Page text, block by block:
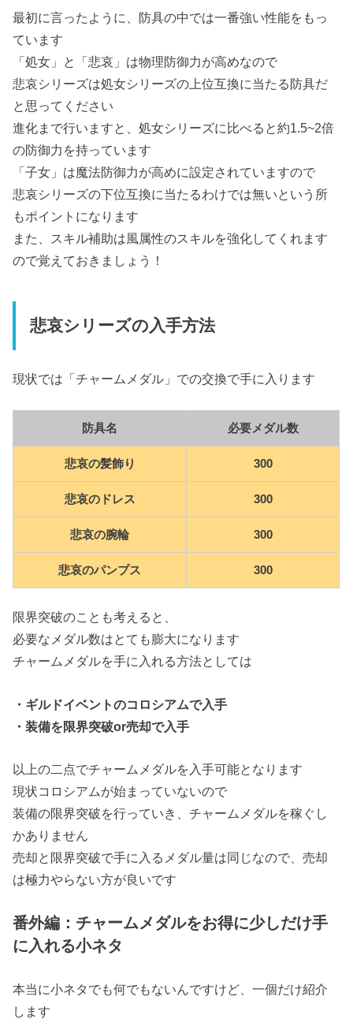
最初に言ったように、防具の中では一番強い性能をもっ
ています
「処女」と「悲哀」は物理防御力が高めなので
悲哀シリーズは処女シリーズの上位互換に当たる防具だ
と思ってください
進化まで行いますと、処女シリーズに比べると約1.5~2倍
の防御力を持っています
「子女」は魔法防御力が高めに設定されていますので
悲哀シリーズの下位互換に当たるわけでは無いという所
もポイントになります
また、スキル補助は風属性のスキルを強化してくれます
ので覚えておきましょう！
悲哀シリーズの入手方法
現状では「チャームメダル」での交換で手に入ります
防具名 必要メダル数
悲哀の髪飾り 300
悲哀のドレス 300
悲哀の腕輪 300
悲哀のパンプス 300
限界突破のことも考えると、
必要なメダル数はとても膨大になります
チャームメダルを手に入れる方法としては
・ギルドイベントのコロシアムで入手
・装備を限界突破or売却で入手
以上の二点でチャームメダルを入手可能となります
現状コロシアムが始まっていないので
装備の限界突破を行っていき、チャームメダルを稼ぐし
かありません
売却と限界突破で手に入るメダル量は同じなので、売却
は極力やらない方が良いです
番外編：チャームメダルをお得に少しだけ手
に入れる小ネタ
本当に小ネタでも何でもないんですけど、一個だけ紹介
します